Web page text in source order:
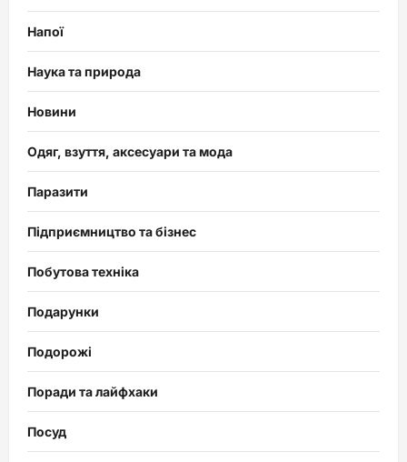
Напої
Наука та природа
Новини
Одяг, взуття, аксесуари та мода
Паразити
Підприємництво та бізнес
Побутова техніка
Подарунки
Подорожі
Поради та лайфхаки
Посуд